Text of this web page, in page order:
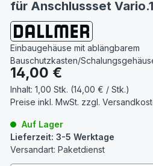
für Anschlussset
Einbaugehäuse mit ablängbarem
Bauschutzkasten/
Regulärer Preis:
14,00 €
Inhalt: 1,00 Stk. (14,00 € / Stk.)
Preise inkl. MwSt. zzgl.
Auf Lager
Lieferzeit: 3-5 Werktage
Versandart: Paketdienst